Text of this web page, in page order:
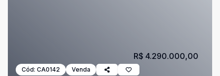
Cód: CA0142 Venda
R$ 4.290.000,00